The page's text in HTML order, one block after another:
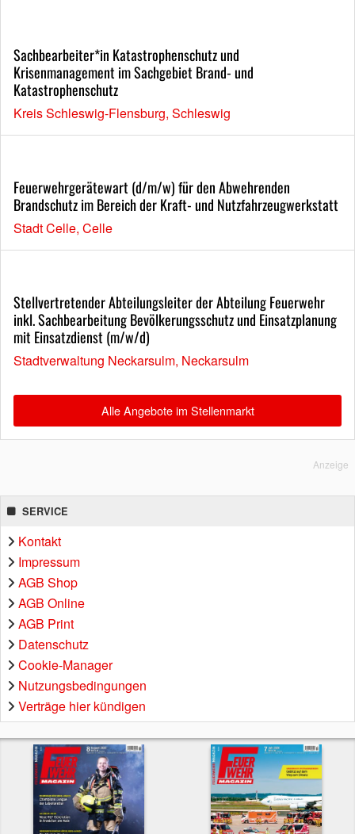
Sachbearbeiter*in Katastrophenschutz und
Krisenmanagement im Sachgebiet Brand- und
Katastrophenschutz
Kreis Schleswig-Flensburg, Schleswig
Feuerwehrgerätewart (d/m/w) für den Abwehrenden
Brandschutz im Bereich der Kraft- und Nutzfahrzeugwerkstatt
Stadt Celle, Celle
Stellvertretender Abteilungsleiter der Abteilung Feuerwehr
inkl. Sachbearbeitung Bevölkerungsschutz und Einsatzplanung
mit Einsatzdienst (m/w/d)
Stadtverwaltung Neckarsulm, Neckarsulm
Alle Angebote im Stellenmarkt
Anzeige
SERVICE
Kontakt
Impressum
AGB Shop
AGB Online
AGB Print
Datenschutz
Cookie-Manager
Nutzungsbedingungen
Verträge hier kündigen